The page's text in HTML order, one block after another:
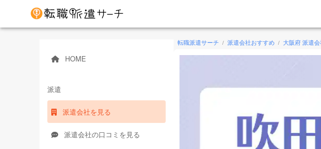
HOME
派遣
派遣会社を見る
派遣会社の口コミを見る
転職派遣サーチ / 派遣会社おすすめ / 大阪府 派遣